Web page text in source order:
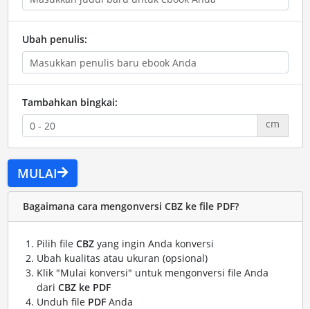
Ubah penulis:
Tambahkan bingkai:
cm
MULAI
Bagaimana cara mengonversi CBZ ke file PDF?
Pilih file CBZyang ingin Anda konversi
Ubah kualitas atau ukuran (opsional)
Klik "Mulai konversi" untuk mengonversi file Anda
dari CBZ ke PDF
Unduh file PDFAnda